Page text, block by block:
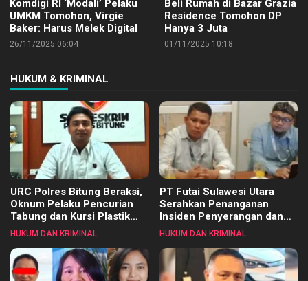
Komdigi RI ‘Modali’ Pelaku
UMKM Tomohon, Virgie
Baker: Harus Melek Digital
26/11/2025 06:04
Beli Rumah di Bazar Grazia
Residence Tomohon DP
Hanya 3 Juta
01/11/2025 10:18
HUKUM & KRIMINAL
URC Polres Bitung Beraksi,
Oknum Pelaku Pencurian
Tabung dan Kursi Plastik
Dicokok
HUKUM DAN KRIMINAL
PT Futai Sulawesi Utara
Serahkan Penanganan
Insiden Penyerangan dan
Pembakaran ke Polisi
HUKUM DAN KRIMINAL